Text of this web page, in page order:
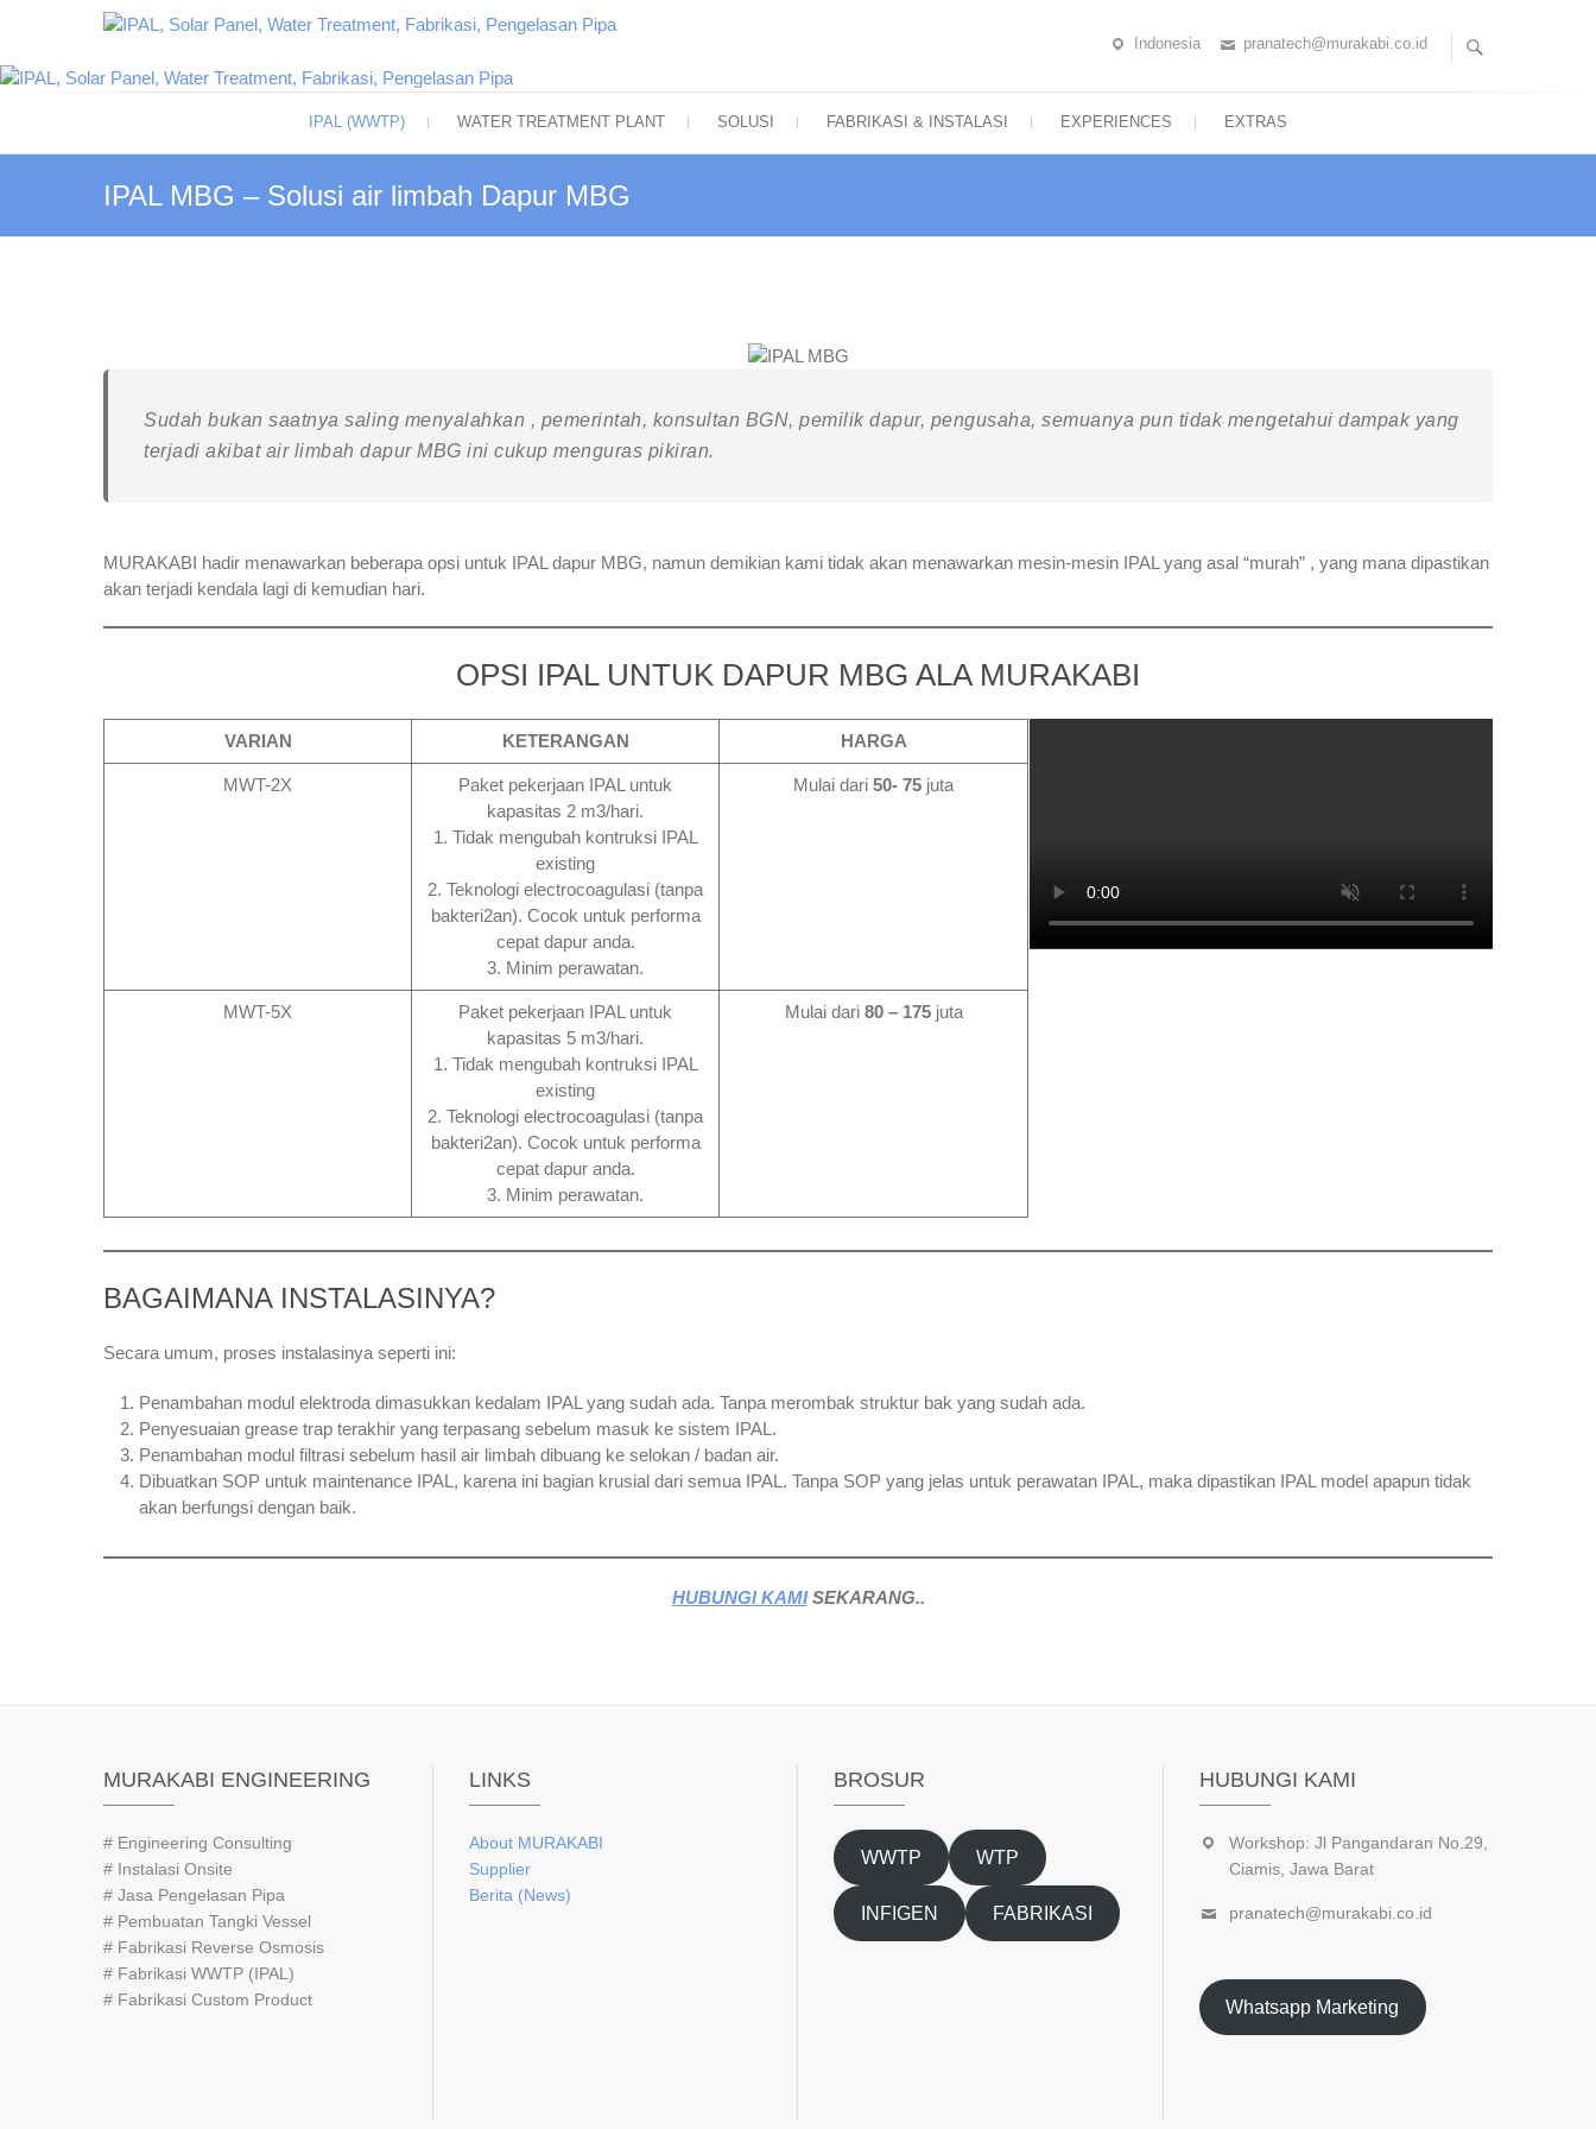
content
Pipa
Indonesia pranatech@murakabi.co.id
IPAL (WWTP) WATER TREATMENT PLANT SOLUSI FABRIKASI & INSTALASI EXPERIENCES EXTRAS
IPAL MBG – Solusi air limbah Dapur MBG
Sudah bukan saatnya saling menyalahkan , pemerintah, konsultan BGN, pemilik dapur, pengusaha, semuanya pun tidak mengetahui dampak yang
terjadi akibat air limbah dapur MBG ini cukup menguras pikiran.
MURAKABI hadir menawarkan beberapa opsi untuk IPAL dapur MBG, namun demikian kami tidak akan menawarkan mesin-mesin IPAL yang asal “murah” , yang mana dipastikan
akan terjadi kendala lagi di kemudian hari.
OPSI IPAL UNTUK DAPUR MBG ALA MURAKABI
VARIAN KETERANGAN HARGA
MWT-2X
Paket pekerjaan IPAL untuk
kapasitas 2 m3/hari.
1. Tidak mengubah kontruksi IPAL
existing
2. Teknologi electrocoagulasi (tanpa
bakteri2an). Cocok untuk performa
cepat dapur anda.
3. Minim perawatan.
Mulai dari 50- 75 juta
MWT-5X
Paket pekerjaan IPAL untuk
kapasitas 5 m3/hari.
1. Tidak mengubah kontruksi IPAL
existing
2. Teknologi electrocoagulasi (tanpa
bakteri2an). Cocok untuk performa
cepat dapur anda.
3. Minim perawatan.
Mulai dari 80 – 175 juta
BAGAIMANA INSTALASINYA?
Secara umum, proses instalasinya seperti ini:
Penambahan modul elektroda dimasukkan kedalam IPAL yang sudah ada. Tanpa merombak struktur bak yang sudah ada.
Penyesuaian grease trap terakhir yang terpasang sebelum masuk ke sistem IPAL.
Penambahan modul filtrasi sebelum hasil air limbah dibuang ke selokan / badan air.
Dibuatkan SOP untuk maintenance IPAL, karena ini bagian krusial dari semua IPAL. Tanpa SOP yang jelas untuk perawatan IPAL, maka dipastikan IPAL model apapun tidak
akan berfungsi dengan baik.
HUBUNGI KAMISEKARANG..
MURAKABI ENGINEERING
# Engineering Consulting
# Instalasi Onsite
# Jasa Pengelasan Pipa
# Pembuatan Tangki Vessel
# Fabrikasi Reverse Osmosis
# Fabrikasi WWTP (IPAL)
# Fabrikasi Custom Product
LINKS
About MURAKABI
Supplier
Berita (News)
BROSUR
WWTP WTP
INFIGEN FABRIKASI
HUBUNGI KAMI
Workshop: Jl Pangandaran No.29,
Ciamis, Jawa Barat
pranatech@murakabi.co.id
Whatsapp Marketing